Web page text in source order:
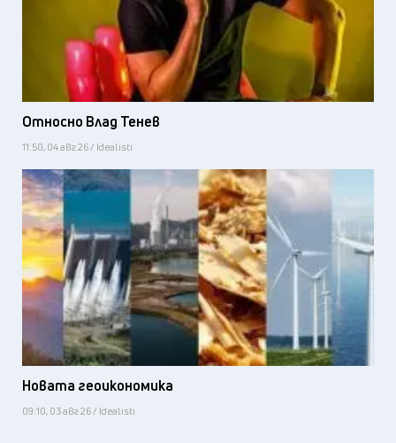
Относно Влад Тенев
11:50, 04 авг 26 / Idealisti
Новата геоикономика
09:10, 03 авг 26 / Idealisti